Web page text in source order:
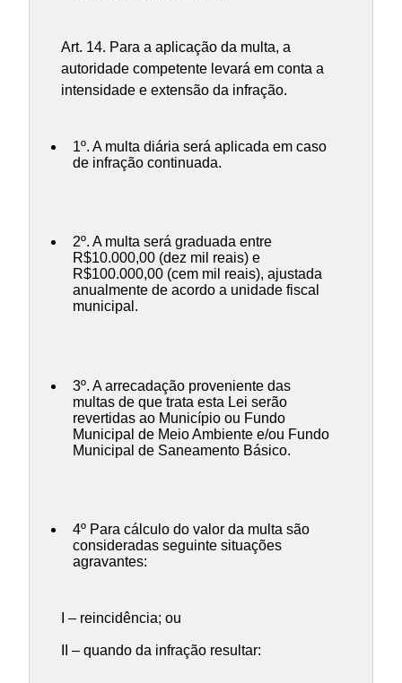
Art. 14. Para a aplicação da multa, a
autoridade competente levará em conta a
intensidade e extensão da infração.
1º. A multa diária será aplicada em caso
de infração continuada.
2º. A multa será graduada entre
R$10.000,00 (dez mil reais) e
R$100.000,00 (cem mil reais), ajustada
anualmente de acordo a unidade fiscal
municipal.
3º. A arrecadação proveniente das
multas de que trata esta Lei serão
revertidas ao Município ou Fundo
Municipal de Meio Ambiente e/ou Fundo
Municipal de Saneamento Básico.
4º Para cálculo do valor da multa são
consideradas seguinte situações
agravantes:
I – reincidência; ou
II – quando da infração resultar: